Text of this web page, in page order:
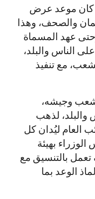
كان موعد عرض
والصحف، وهذا
منذ العام 2019، وحتى عهد المسماة
الناس والبلد،
مع تنفيذ
وجيشه،
والبلد، لذهب
العام ليُدان كل
بهيئة
بالتنسيق مع
الوعد بما